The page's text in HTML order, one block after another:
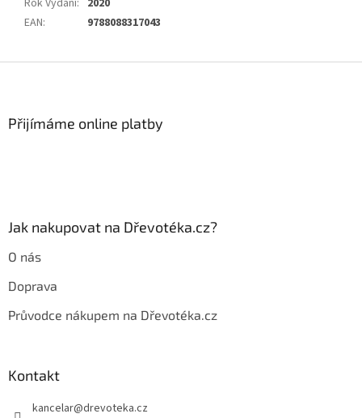
Rok Vydání: 2020
EAN: 9788088317043
Přijímáme online platby
Jak nakupovat na Dřevotéka.cz?
O nás
Doprava
Průvodce nákupem na Dřevotéka.cz
Kontakt
kancelar@drevoteka.cz